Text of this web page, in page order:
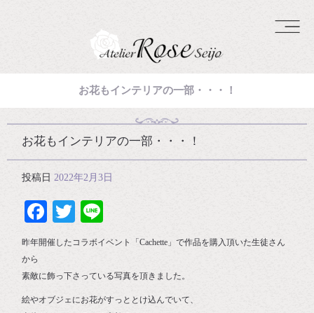
お花もインテリアの一部・・・！
お花もインテリアの一部・・・！
投稿日 2022年2月3日
Facebook
Twitter
昨年開催したコラボイベント「Cachette」で作品を購入頂いた生徒さん
から
素敵に飾っ下さっている写真を頂きました。
絵やオブジェにお花がすっととけ込んでいて、